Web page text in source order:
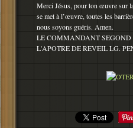
Merci Jésus, pour ton œuvre sur
se met à l’œuvre, toutes les
nous soyons guéris. Amen.
LE COMMANDANT
L'APOTRE DE REVEIL LG.